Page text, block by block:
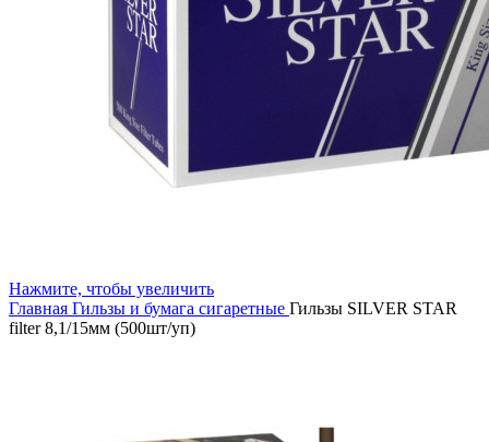
Нажмите, чтобы увеличить
Главная Гильзы и бумага сигаретные Гильзы SILVER STAR
filter 8,1/15мм (500шт/уп)